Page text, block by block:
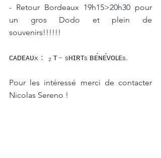
- Retour Bordeaux 19h15>20h30 pour
un gros Dodo et plein de
souvenirs!!!!!!
ᴄᴀᴅᴇᴀᴜx﹕ ₂ ᴛ﹣sʜɪʀᴛs ʙᴇ́ɴᴇ́ᴠᴏʟᴇs.
Pour les intéressé merci de contacter
Nicolas Sereno !